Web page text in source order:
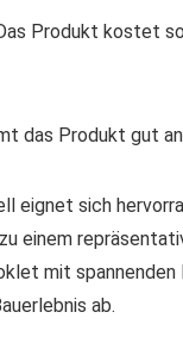
Produkt kostet
das Produkt gut
eignet sich
einem
mit
ab.